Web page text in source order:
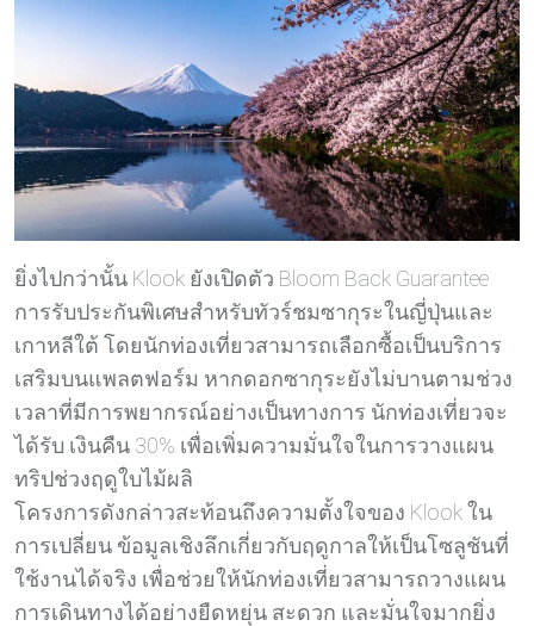
ยิ่งไปกว่านั้น Klook ยังเปิดตัว Bloom Back Guarantee
การรับประกันพิเศษสำหรับทัวร์ชมซากุระในญี่ปุ่นและ
เกาหลีใต้ โดยนักท่องเที่ยวสามารถเลือกซื้อเป็นบริการ
เสริมบนแพลตฟอร์ม หากดอกซากุระยังไม่บานตามช่วง
เวลาที่มีการพยากรณ์อย่างเป็นทางการ นักท่องเที่ยวจะ
ได้รับ เงินคืน 30% เพื่อเพิ่มความมั่นใจในการวางแผน
ทริปช่วงฤดูใบไม้ผลิ
โครงการดังกล่าวสะท้อนถึงความตั้งใจของ Klook ใน
การเปลี่ยน ข้อมูลเชิงลึกเกี่ยวกับฤดูกาลให้เป็นโซลูชันที่
ใช้งานได้จริง เพื่อช่วยให้นักท่องเที่ยวสามารถวางแผน
การเดินทางได้อย่างยืดหยุ่น สะดวก และมั่นใจมากยิ่ง